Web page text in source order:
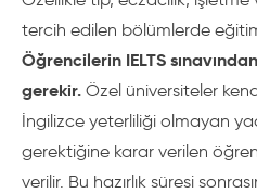
tercih edilen bölümlerde
Öğrencilerin IELTS
gerekir. Özel üniversiteler
İngilizce yeterliliği olmayan
gerektiğine karar verilen
verilir. Bu hazırlık süresi